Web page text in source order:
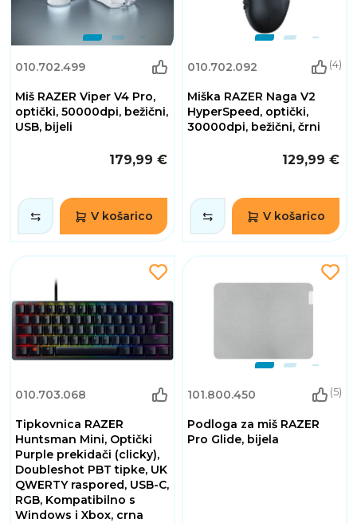
010.702.499
Miš RAZER Viper V4 Pro,
optički, 50000dpi, bežični,
USB, bijeli
179,99 €
V košarico
010.702.092 (4)
Miška RAZER Naga V2
HyperSpeed, optički,
30000dpi, bežični, črni
129,99 €
V košarico
010.703.068
Tipkovnica RAZER
Huntsman Mini, Optički
Purple prekidači (clicky),
Doubleshot PBT tipke, UK
QWERTY raspored, USB-C,
RGB, Kompatibilno s
Windows i Xbox, crna
101.800.450 (5)
Podloga za miš RAZER
Pro Glide, bijela